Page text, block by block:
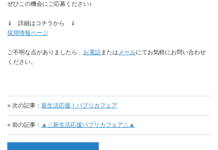
ぜひこの機会にご応募ください♪
⇓ 詳細はコチラから ⇓
採用情報ページ
ご不明な点がありましたら、 お電話または メールにてお気軽にお問い合わせ
ください。
» 次の記事： 新生活応援！パプリカフェア
« 前の記事： ▲△新生活応援パプリカフェア△▲